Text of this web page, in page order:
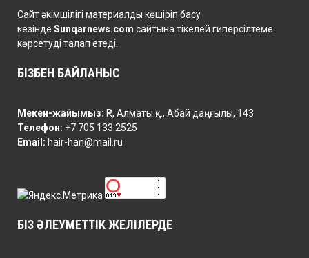
Сайт әкімшілігі материалды көшіріп басу
кезінде Sunqarnews.com сайтына тікелей гиперсілтеме
көрсетуді талап етеді.
БІЗБЕН БАЙЛАНЫС
Мекен-жайымыз: ҚР, Алматы қ., Абай даңғылы, 143
Телефон: +7 705 133 2525
Email: hair-han@mail.ru
БІЗ ӘЛЕУМЕТТІК ЖЕЛІЛЕРДЕ